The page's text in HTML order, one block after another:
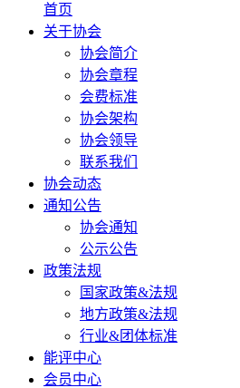
首页
关于协会
协会简介
协会章程
会费标准
协会架构
协会领导
联系我们
协会动态
通知公告
协会通知
公示公告
政策法规
国家政策&法规
地方政策&法规
行业&团体标准
能评中心
会员中心